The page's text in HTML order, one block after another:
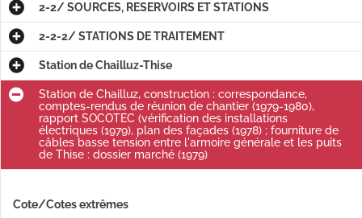
2-2/ SOURCES, RESERVOIRS ET STATIONS
2-2-2/ STATIONS DE TRAITEMENT
Station de Chailluz-Thise
Station de Chailluz, construction : correspondance,
comptes-rendus de réunion de chantier (1979-1980),
rapport SOCOTEC (vérification des installations
électriques (1979), plan des façades (1978) ; fourniture de
câbles basse tension entre l'armoire générale et les puits
de Thise : dossier marché (1979)
Cote/Cotes extrêmes